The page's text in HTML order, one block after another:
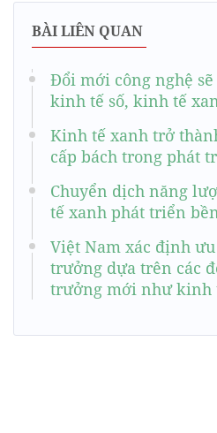
BÀI LIÊN QUAN
Đổi mới công nghệ
kinh tế số, kinh tế
Kinh tế xanh trở
cấp bách trong phát
Chuyển dịch năng
tế xanh phát triển
Việt Nam xác định
trưởng dựa trên các
trưởng mới như kinh